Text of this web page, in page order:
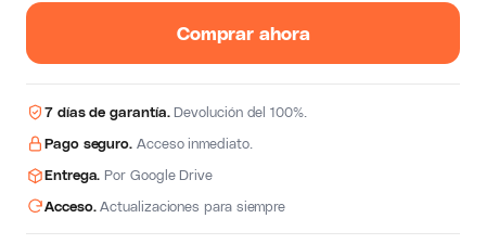
Comprar ahora
7 días de garantía.Devolución del 100%.
Pago seguro. Acceso inmediato.
Entrega. Por Google Drive
Acceso.Actualizaciones para siempre